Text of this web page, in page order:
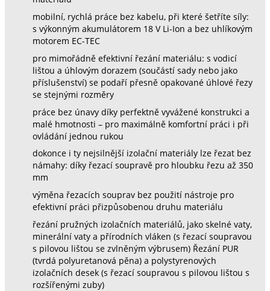
mobilní, rychlá práce bez kabelu, při které šetříte síly:
s výkonným akumulátorem 18 V Li-Ion a bez uhlíkovým
motorem EC-TEC
pro mimořádně efektivní řezání materiálu: s vodicí
lištou a úhlovým dorazem (součástí sady nebo jako
příslušenství) se podaří přesně opakované úhlové řezy
se stejnými rozměry
práce bez únavy díky perfektně vyvážené konstrukci a
malé hmotnosti – pro maximálně komfortní práci i při
ovládání jednou rukou
dokonce i ty nejsilnější izolační materiály lze řezat bez
námahy: díky řezací soupravě pro hloubku řezu až 350
mm
výměna řezacích souprav bez použití nástroje pro
efektivní práci přizpůsobenou druhu materiálu
řezání pružných izolačních materiálů, jako skelné vaty,
minerální vaty a přírodních vláken (s řezací soupravou
s pilovou lištou se zvlněným výbrusem) Řezání PUR
(tvrdá polyuretanová pěna) a polystyrenových
izolačních desek (s řezací soupravou s pilovou lištou s
rozšířenými zuby)